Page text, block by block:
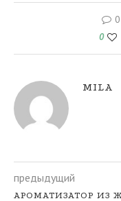
0
MILA
предыдущий
АРОМАТИЗАТОР ИЗ